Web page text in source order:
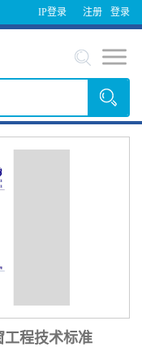
IP登录 登录
注册
工程技术标准